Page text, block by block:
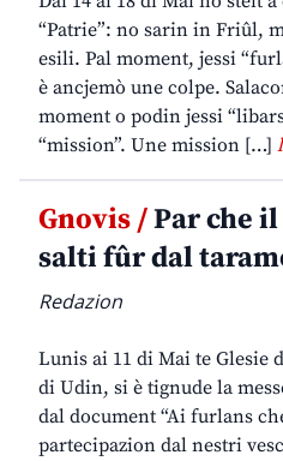
“Patrie”: no sarin in Friûl,
esili. Pal moment, jessi
è ancjemò une colpe.
moment o podin jessi
“mission”. Une mission […]
Gnovis /Par che
salti fûr dal
Redazion
Lunis ai 11 di Mai te Glesie
di Udin, si è tignude la
dal document “Ai furlans
partecipazion dal nestri